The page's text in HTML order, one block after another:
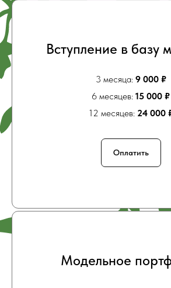
Вступление в базу
3 месяца: 9 000 ₽
6 месяцев: 15 000 ₽
12 месяцев:24 000
Оплатить
Модельное